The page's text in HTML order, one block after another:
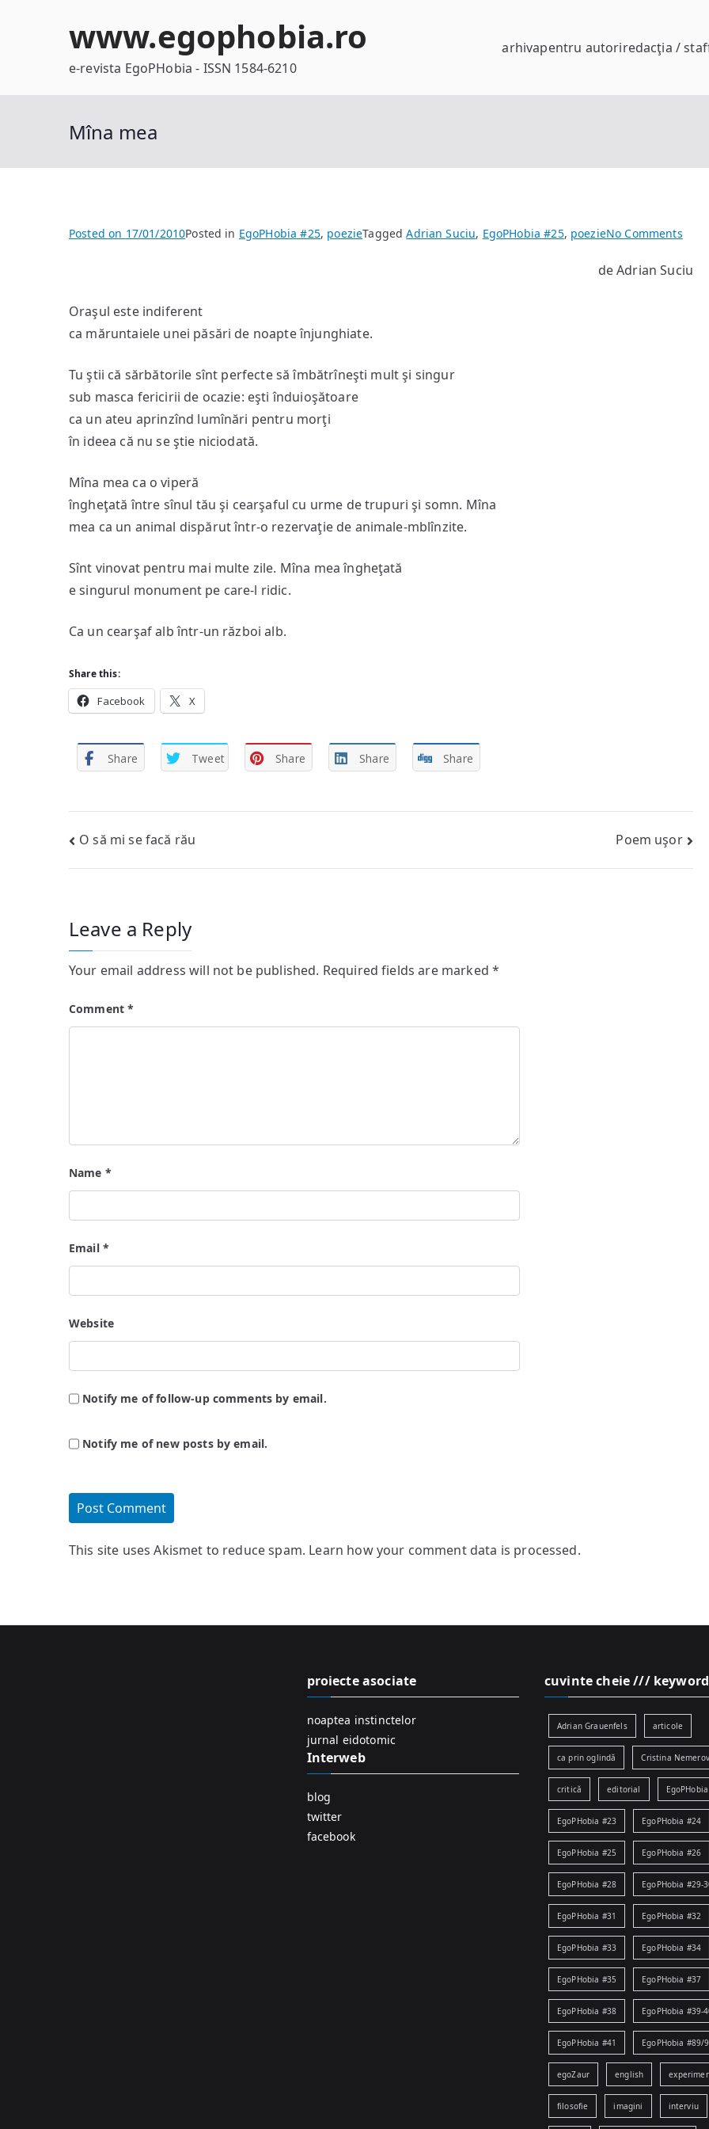
www.egophobia.ro
e-revista EgoPHobia - ISSN 1584-6210
arhivapentru autoriredacţia /
Mîna mea
Posted on 17/01/2010Posted in EgoPHobia #25, poezieTaggedAdrian Suciu, EgoPHobia #25, poezieNo Commentson
mea
de Adrian Suciu
Oraşul este indiferent
ca măruntaiele unei păsări de noapte înjunghiate.
Tu ştii că sărbătorile sînt perfecte să îmbătrîneşti mult şi singur
sub masca fericirii de ocazie: eşti înduioşătoare
ca un ateu aprinzînd lumînări pentru morţi
în ideea că nu se ştie niciodată.
Mîna mea ca o viperă
îngheţată între sînul tău şi cearşaful cu urme de trupuri şi somn. Mîna
mea ca un animal dispărut într-o rezervaţie de animale-mblînzite.
Sînt vinovat pentru mai multe zile. Mîna mea îngheţată
e singurul monument pe care-l ridic.
Ca un cearşaf alb într-un război alb.
Share this:
Facebook X
Share Tweet Share Share Share
Post
navigation
O să mi se facă rău Poem uşor
Leave a Reply
Your email address will not be published. Required fields are marked*
Comment*
Name *
Email *
Website
Notify me of follow-up comments by email.
Notify me of new posts by email.
This site uses Akismet to reduce spam. Learn how your comment data is processed.
proiecte asociate
noaptea instinctelor
jurnal eidotomic
Interweb
blog
twitter
facebook
cuvinte cheie ///
Adrian Grauenfels articole
ca prin oglindă Cristina
critică editorial
EgoPHobia #23 EgoPHobia #24
EgoPHobia #25 EgoPHobia #26
EgoPHobia #28 EgoPHobia #29-
EgoPHobia #31 EgoPHobia #32
EgoPHobia #33 EgoPHobia #34
EgoPHobia #35 EgoPHobia #37
EgoPHobia #38 EgoPHobia #39-
EgoPHobia #41 EgoPHobia #89/
egoZaur english
filosofie imagini interviu